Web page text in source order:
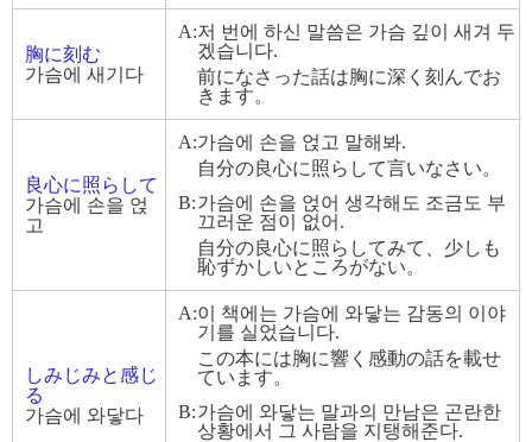
胸に刻む
가슴에 새기다
A:저 번에 하신 말씀은 가슴 깊이 새겨 두
겠습니다.
前になさった話は胸に深く刻んでお
きます。
良心に照らして
가슴에 손을 얹
고
A:가슴에 손을 얹고 말해봐.
自分の良心に照らして言いなさい。
B:가슴에 손을 얹어 생각해도 조금도 부
끄러운 점이 없어.
自分の良心に照らしてみて、少しも
恥ずかしいところがない。
しみじみと感じ
る
가슴에 와닿다
A:이 책에는 가슴에 와닿는 감동의 이야
기를 실었습니다.
この本には胸に響く感動の話を載せ
ています。
B:가슴에 와닿는 말과의 만남은 곤란한
상황에서 그 사람을 지탱해준다.